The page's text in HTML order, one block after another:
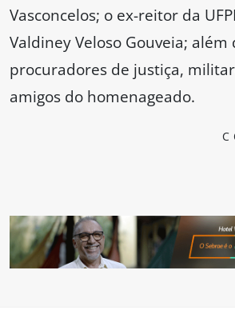
Vasconcelos; o ex-reitor da
Valdiney Veloso Gouveia; além
procuradores de justiça,
amigos do homenageado.